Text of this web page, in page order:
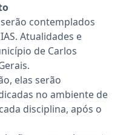
contemplados
Atualidades e
de Carlos
elas serão
no ambiente de
disciplina, após o